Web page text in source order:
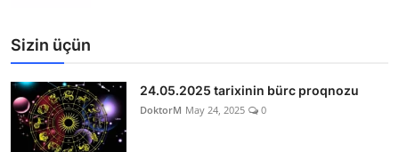
Sizin üçün
24.05.2025 tarixinin bürc proqnozu
DoktorM May 24, 2025 0